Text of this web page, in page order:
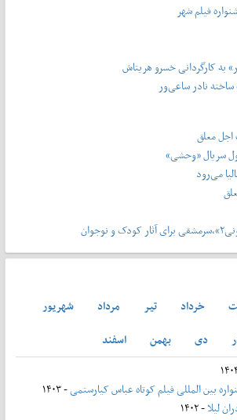
فیلم شهر
به کارگردانی خسرو هریتاش
نادر ساعی‌ور
معلق
سریال «وحشی»
می‌رود
خرداد تير مرداد
شهريور
دی بهمن
اسفند
بین المللی فیلم کوتاه عباس کیارستمی- ۱۴۰۳
لیلا- ۱۴۰۲